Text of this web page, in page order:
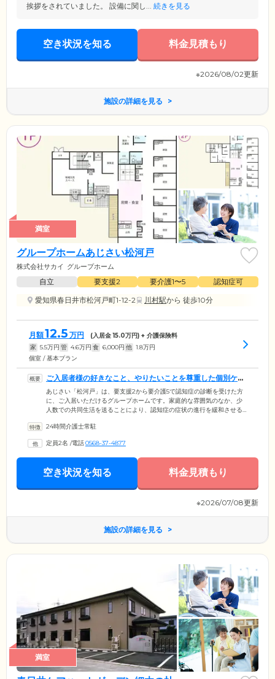
挨拶をされていました。 設備に関し... 続きを見る
空き状況を知る 料金見積もり
※2026/08/02更新
施設の詳細を見る
満室
グループホームあじさい松河戸
株式会社サカイ グループホーム
自立 要支援2 要介護1〜5
認知症可
愛知県春日井市松河戸町1-12-2
川村駅から 徒歩10分
月額12.5 万円 (入居金15.0万円) + 介護保険料
家 5.5万円 管 4.6万円 食 6,000円 他 1.8万円
個室 / 基本プラン
ご入居者様の好きなこと、やりたいことを尊重した個別ケア
を実践しています
あじさい「松河戸」は、要支援2から要介護5で認知症の診断を受けた方
に、ご入居いただけるグループホームです。家庭的な雰囲気のなか、少
人数での共同生活を送ることにより、認知症の症状の進行を緩和させる
にしながら、温かで活気ある毎日をお送りいただけるように支援いたし
とを尊重し、個々のニーズに合わせた個別ケアを実践。ご入居者様がそ
の人らしく暮らせる環境をご提供できるように努めています。
24時間介護士常駐
定員2名 /電話0568-37-4877
空き状況を知る 料金見積もり
※2026/07/08更新
施設の詳細を見る
満室